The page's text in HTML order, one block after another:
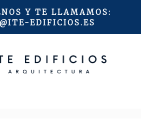
Y TE LLAMAMOS:
EDIFICIOS.ES